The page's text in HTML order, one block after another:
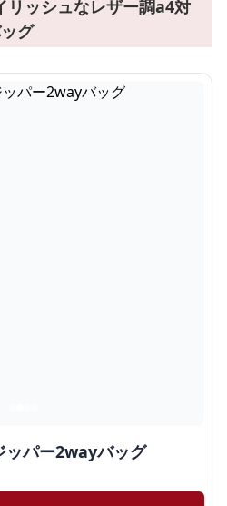
リッシュなレザー調a4対
グ
ッパー2wayバッグ